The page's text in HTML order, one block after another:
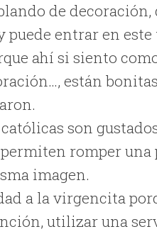
de
entrar en
ahí si siento
están
son
romper
imagen.
a la virgencita
utilizar una